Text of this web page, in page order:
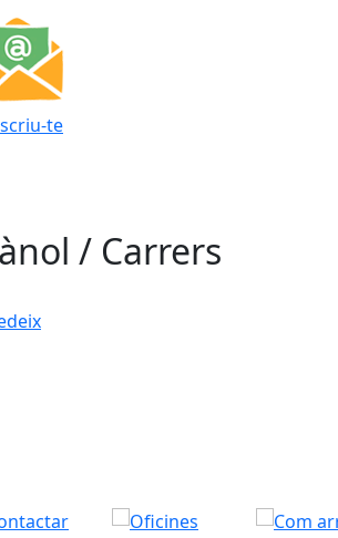
te
/ Carrers